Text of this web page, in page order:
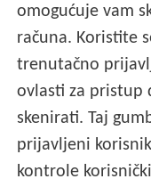
omogućuje vam
računa. Koristite
trenutačno
ovlasti za pristup
skenirati. Taj
prijavljeni
kontrole